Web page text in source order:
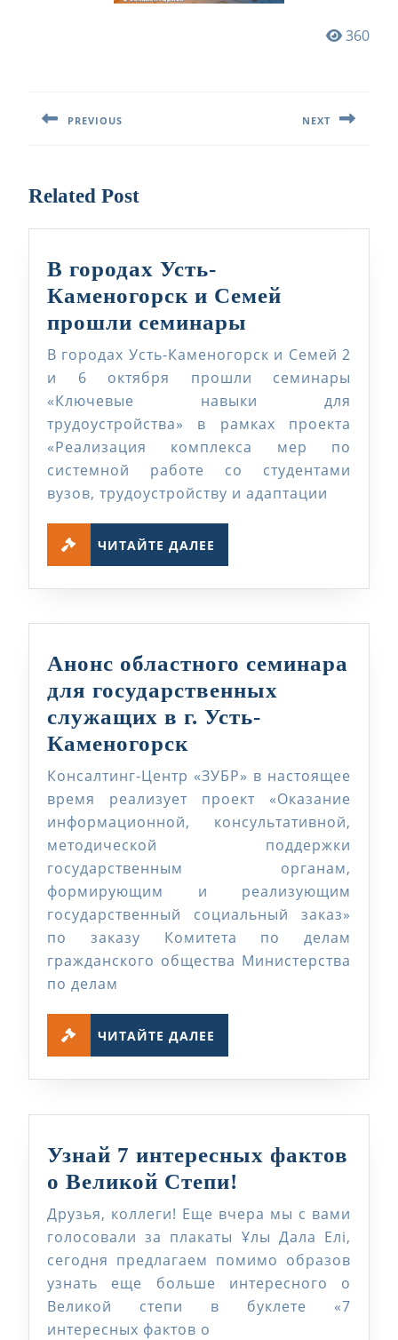
360
записям
PREVIOUS NEXT
Related Post
В городах Усть-
Каменогорск и Семей
прошли семинары
городах
Усть-
Каменогорск
и
Семей
прошли
семинары
В городах Усть-Каменогорск и Семей 2
и 6 октября прошли семинары
«Ключевые навыки для
трудоустройства» в рамках проекта
«Реализация комплекса мер по
системной работе со студентами
вузов, трудоустройству и адаптации
ЧИТАЙТЕ ДАЛЕЕ
Анонс областного семинара
для государственных
служащих в г. Усть-
Каменогорск
областного
семинара
для
государственных
служащих
в
г.
Усть-
Консалтинг-Центр «ЗУБР» в настоящее
время реализует проект «Оказание
информационной, консультативной,
методической поддержки
государственным органам,
формирующим и реализующим
государственный социальный заказ»
по заказу Комитета по делам
гражданского общества Министерства
по делам
ЧИТАЙТЕ ДАЛЕЕ
Узнай 7 интересных фактов
о Великой Степи!
7
интересных
фактов
о
Великой
Друзья, коллеги! Еще вчера мы с вами
голосовали за плакаты Ұлы Дала Елі,
сегодня предлагаем помимо образов
узнать еще больше интересного о
Великой степи в буклете «7
интересных фактов о